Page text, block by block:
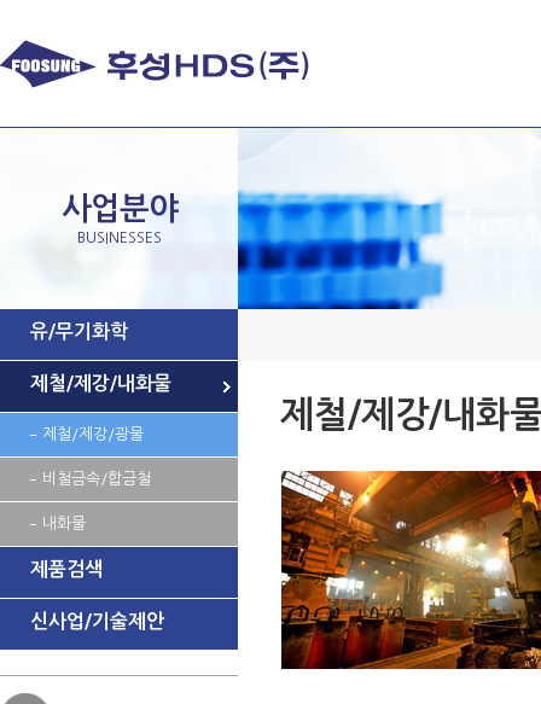
사업분야
BUSINESSES
유/무기화학
제철/제강/내화물
제철/제강/광물
비철금속/합금철
내화물
제품검색
신사업/기술제안
제철/제강/내화